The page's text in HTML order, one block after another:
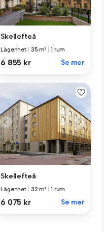
Skellefteå
Lägenhet 35 m² 1 rum
6 855 kr Se mer
Skellefteå
Lägenhet 32 m² 1 rum
6 075 kr Se mer